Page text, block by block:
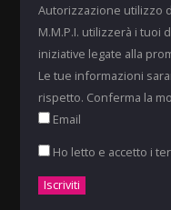
Autorizzazione utilizzo
M.M.P.I. utilizzerà i
iniziative legate alla
Le tue informazioni
rispetto. Conferma la
Email
Ho letto e accetto i